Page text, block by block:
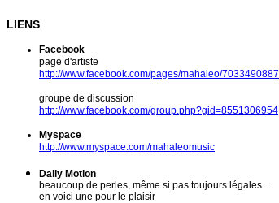
LIENS
Facebook
page d'artiste
http://www.facebook.com/pages/mahaleo/7033490887
groupe de discussion
http://www.facebook.com/group.php?gid=8551306954
Myspace
http://www.myspace.com/mahaleomusic
Daily Motion
beaucoup de perles, même si pas toujours légales...
en voici une pour le plaisir